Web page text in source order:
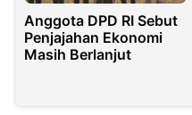
Anggota DPD RI Sebut
Penjajahan Ekonomi
Masih Berlanjut